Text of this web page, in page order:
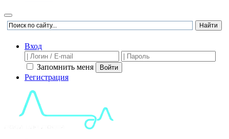
Вход
Запомнить меня Войти
Регистрация